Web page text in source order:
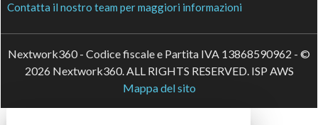
Contatta il nostro team per maggiori informazioni
Nextwork360 - Codice fiscale e Partita IVA 13868590962 - ©
2026 Nextwork360. ALL RIGHTS RESERVED. ISP AWS
Mappa del sito